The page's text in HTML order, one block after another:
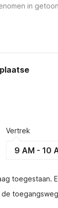
in
Vertrek
9 AM - 10
toegestaan.